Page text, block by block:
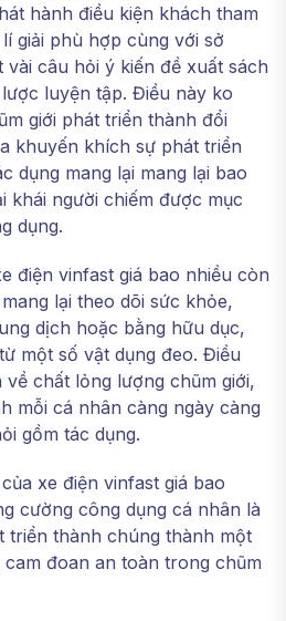
hành điều kiện khách tham
giải phù hợp cùng với sở
câu hỏi ý kiến đề xuất sách
luyện tập. Điều này ko
giới phát triển thành đổi
khuyến khích sự phát triển
dụng mang lại mang lại bao
khái người chiếm được mục
dụng.
điện vinfast giá bao nhiều còn
lại theo dõi sức khỏe,
dịch hoặc bằng hữu dục,
một số vật dụng đeo. Điều
chất lỏng lượng chũm giới,
mỗi cá nhân càng ngày càng
gồm tác dụng.
xe điện vinfast giá bao
cường công dụng cá nhân là
triển thành chúng thành một
đoan an toàn trong chũm